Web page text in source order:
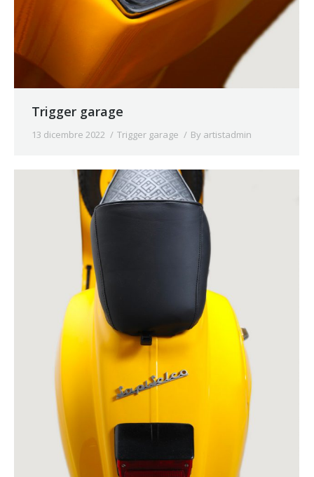
Trigger garage
13 dicembre 2022 Trigger garage By artistadmin